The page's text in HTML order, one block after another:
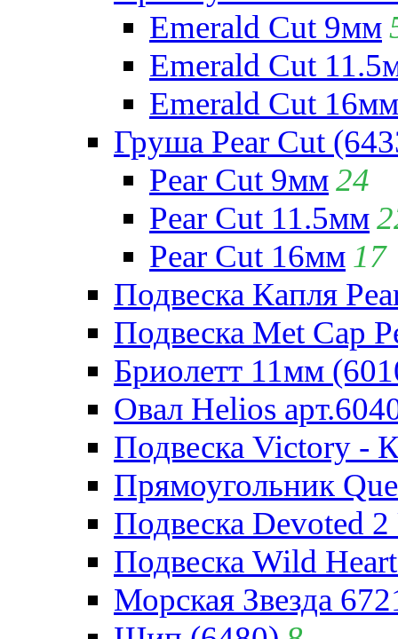
Emerald Cut 9мм
Emerald Cut
Emerald Cut 16мм
Груша Pear Cut
Pear Cut 9мм24
Pear Cut 11.5мм
Pear Cut 16мм 17
Подвеска Капля
Подвеска Met Cap
Бриолетт 11мм
Овал Helios
Подвеска Victory -
Прямоугольник
Подвеска Devoted
Подвеска Wild
Морская Звезда